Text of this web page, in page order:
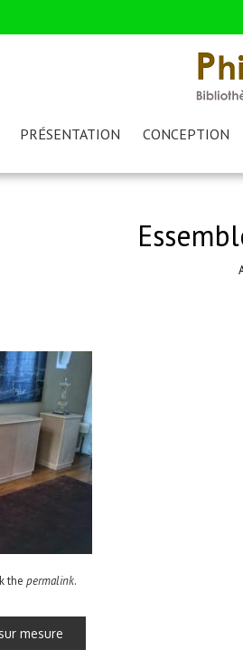
PRÉSENTATION CONCEPTION
the permalink.
mesure